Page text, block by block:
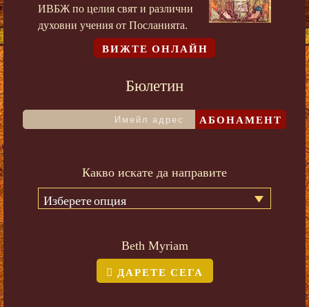
ИВБЖ по целия свят и различни
духовни учения от Посланията.
ВИЖТЕ ОНЛАЙН
Бюлетин
АБОНАМЕНТ
Какво искате да направите
Изберете опция
Beth Myriam
ДАРЕТЕ СЕГА